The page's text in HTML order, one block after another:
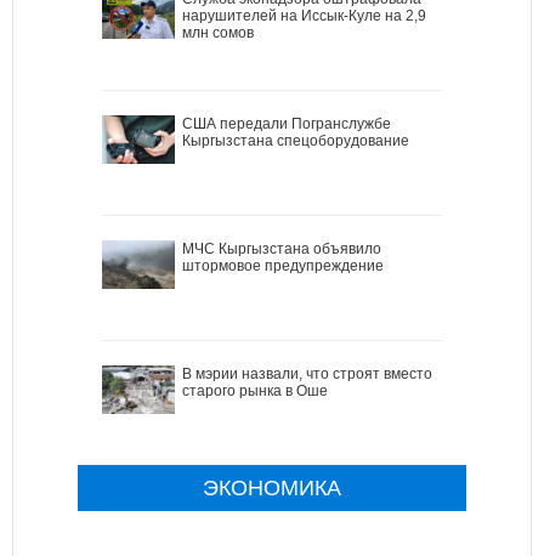
нарушителей на Иссык-Куле на 2,9
млн сомов
США передали Погранслужбе
Кыргызстана спецоборудование
МЧС Кыргызстана объявило
штормовое предупреждение
В мэрии назвали, что строят вместо
старого рынка в Оше
ЭКОНОМИКА